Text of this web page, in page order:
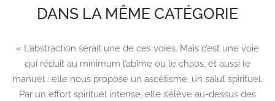
DANS LA MÊME CATÉGORIE
« L’abstraction serait une de ces voies. Mais c’est une voie
qui réduit au minimum l’abîme ou le chaos, et aussi le
manuel : elle nous propose un ascétisme, un salut spirituel.
Par un effort spirituel intense, elle s’élève au-dessus des